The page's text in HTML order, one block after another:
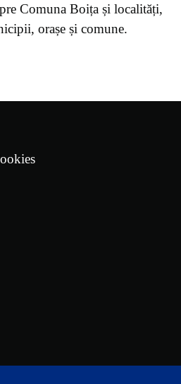
Comuna Boița și localități,
orașe și comune.